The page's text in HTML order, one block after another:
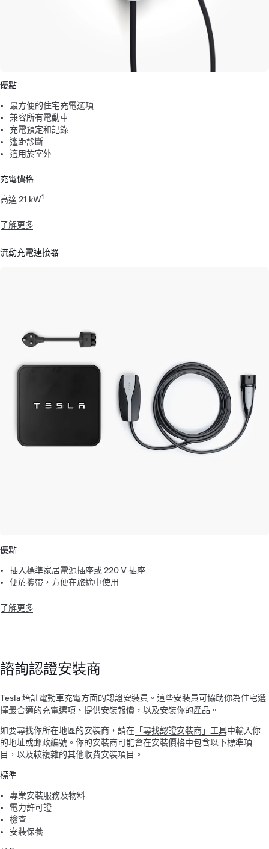
優點
最方便的住宅充電選項
兼容所有電動車
充電預定和記錄
遙距診斷
適用於室外
充電價格
高達 21 kW1
了解更多
優點
插入標準家居電源插座或 220 V 插座
便於攜帶，方便在旅途中使用
了解更多
流動充電連接器
諮詢認證安裝商
Tesla 培訓電動車充電方面的認證安裝員。這些安裝員可協助你為住宅選
擇最合適的充電選項、提供安裝報價，以及安裝你的產品。
如要尋找你所在地區的安裝商，請在 「尋找認證安裝商」工具中輸入你
的地址或郵政編號。你的安裝商可能會在安裝價格中包含以下標準項
目，以及較複雜的其他收費安裝項目。
標準
專業安裝服務及物料
電力許可證
檢查
安裝保養